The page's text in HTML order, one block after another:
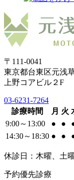
〒111-0041
東京都台東区元浅
上野コアビル２F
03-6231-7264
診療時間
月 火
9:00～13:00
● ●
14:30～18:30 ● ●
休診日：木曜、土
予約優先診療